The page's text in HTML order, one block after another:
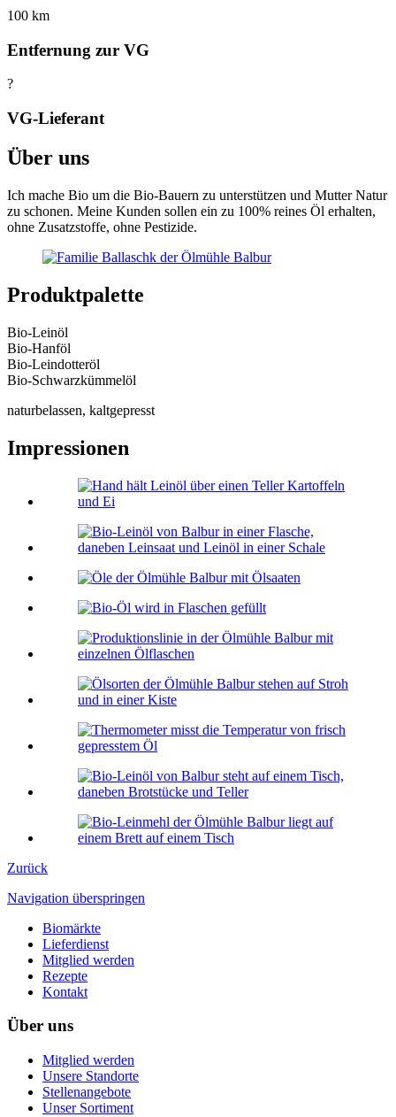
100 km
Entfernung zur VG
?
VG-Lieferant
Über uns
Ich mache Bio um die Bio-Bauern zu unterstützen und Mutter Natur
zu schonen. Meine Kunden sollen ein zu 100% reines Öl erhalten,
ohne Zusatzstoffe, ohne Pestizide.
Produktpalette
Bio-Leinöl
Bio-Hanföl
Bio-Leindotteröl
Bio-Schwarzkümmelöl
naturbelassen, kaltgepresst
Impressionen
Zurück
Navigation überspringen
Biomärkte
Lieferdienst
Mitglied werden
Rezepte
Kontakt
Über uns
Mitglied werden
Unsere Standorte
Stellenangebote
Unser Sortiment